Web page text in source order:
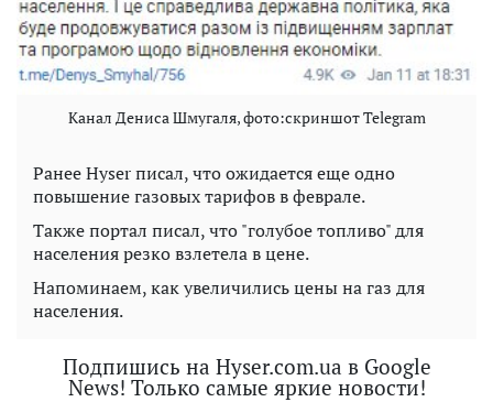
Канал Дениса Шмугаля, фото:скриншот Telegram
Ранее Hyser писал, что ожидается еще одно
повышение газовых тарифов в феврале.
Также портал писал, что "голубое топливо" для
населения резко взлетела в цене.
Напоминаем, как увеличились цены на газ для
населения.
Подпишись на Hyser.com.ua в Google
News! Только самые яркие новости!